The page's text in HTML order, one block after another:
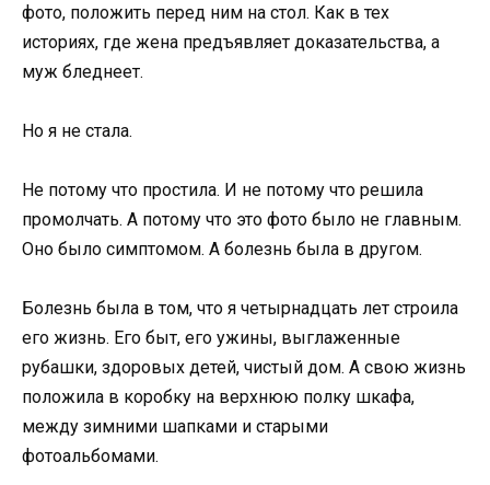
фото, положить перед ним на стол. Как в тех
историях, где жена предъявляет доказательства, а
муж бледнеет.
Но я не стала.
Не потому что простила. И не потому что решила
промолчать. А потому что это фото было не главным.
Оно было симптомом. А болезнь была в другом.
Болезнь была в том, что я четырнадцать лет строила
его жизнь. Его быт, его ужины, выглаженные
рубашки, здоровых детей, чистый дом. А свою жизнь
положила в коробку на верхнюю полку шкафа,
между зимними шапками и старыми
фотоальбомами.